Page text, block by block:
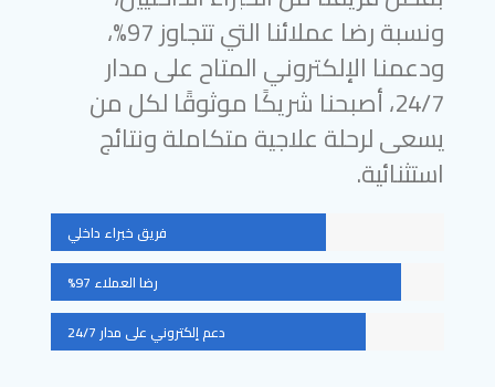
ونسبة رضا عملائنا التي تتجاوز 97%،
ودعمنا الإلكتروني المتاح على مدار
24/7، أصبحنا شريكًا موثوقًا لكل من
يسعى لرحلة علاجية متكاملة ونتائج
استثنائية.
فريق خبراء داخلي
رضا العملاء 97%
دعم إلكتروني على مدار 24/7